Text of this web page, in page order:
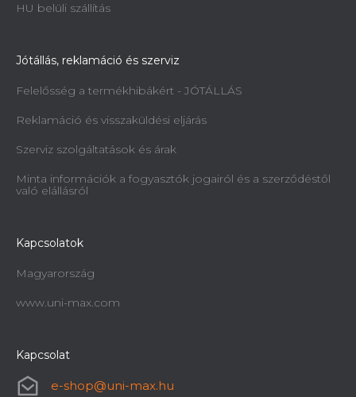
HU belüli szállítás
Jótállás, reklamáció és szerviz
Felelősség a termékhibákért - JÓTÁLLÁS
Reklamáció és visszaküldési eljárás
Szerviz szolgáltatások és árak
Minta információk a fogyasztók jogairól és a szerződéstől
való elállásról
Kapcsolatok
Magyarország
www.uni-max.com
Kapcsolat
e-shop@uni-max.hu